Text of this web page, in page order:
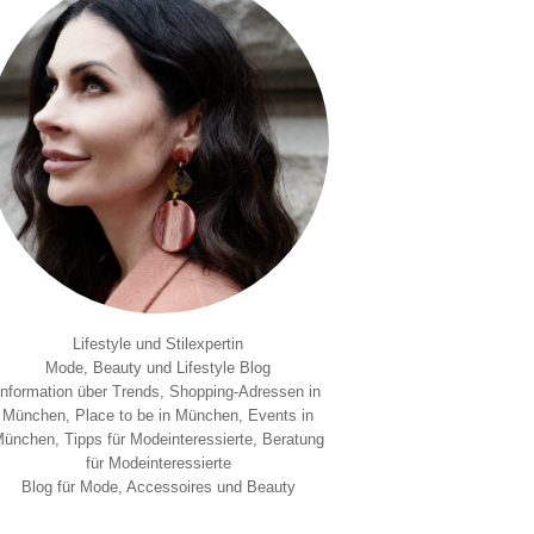
Lifestyle und Stilexpertin
Mode, Beauty und Lifestyle Blog
über Trends, Shopping-Adressen in
München, Place to be in München, Events in
Tipps für Modeinteressierte, Beratung
für Modeinteressierte
Blog für Mode, Accessoires und Beauty